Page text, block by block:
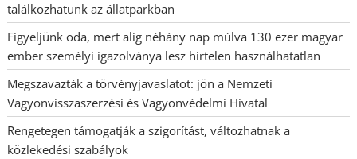
találkozhatunk az állatparkban
Figyeljünk oda, mert alig néhány nap múlva 130 ezer magyar
ember személyi igazolványa lesz hirtelen használhatatlan
Megszavazták a törvényjavaslatot: jön a Nemzeti
Vagyonvisszaszerzési és Vagyonvédelmi Hivatal
Rengetegen támogatják a szigorítást, változhatnak a
közlekedési szabályok